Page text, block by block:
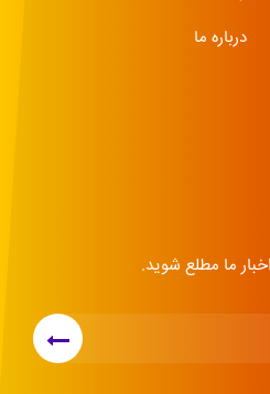
درباره ما
ما مطلع شوید.